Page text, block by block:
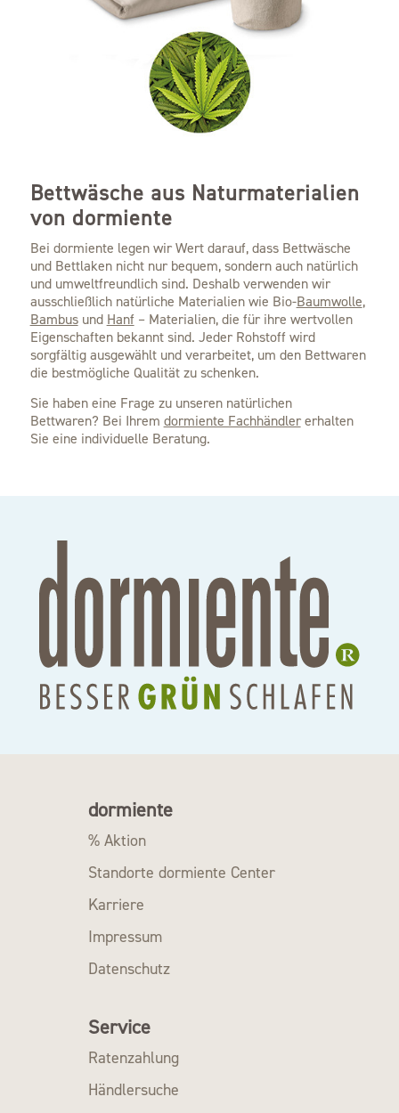
Bettwäsche aus Naturmaterialien
von dormiente
Bei dormiente legen wir Wert darauf, dass Bettwäsche
und Bettlaken nicht nur bequem, sondern auch natürlich
und umweltfreundlich sind. Deshalb verwenden wir
ausschließlich natürliche Materialien wie Bio-Baumwolle,
Bambusund Hanf – Materialien, die für ihre wertvollen
Eigenschaften bekannt sind. Jeder Rohstoff wird
sorgfältig ausgewählt und verarbeitet, um den Bettwaren
die bestmögliche Qualität zu schenken.
Sie haben eine Frage zu unseren natürlichen
Bettwaren? Bei Ihrem dormiente Fachhändlererhalten
Sie eine individuelle Beratung.
dormiente
% Aktion
Standorte dormiente Center
Karriere
Impressum
Datenschutz
Service
Ratenzahlung
Händlersuche